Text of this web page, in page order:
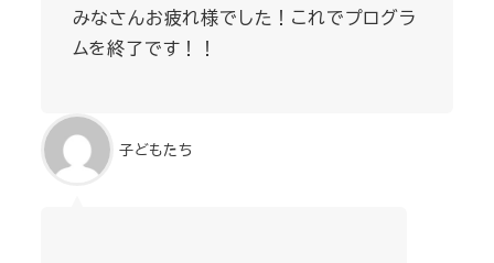
みなさんお疲れ様でした！これでプログラ
ムを終了です！！
子どもたち